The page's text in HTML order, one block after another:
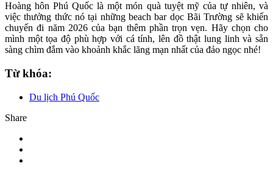
Hoàng hôn Phú Quốc là một món quà tuyệt mỹ của tự nhiên, và
việc thưởng thức nó tại những beach bar dọc Bãi Trường sẽ khiến
chuyến đi năm 2026 của bạn thêm phần trọn vẹn. Hãy chọn cho
mình một tọa độ phù hợp với cá tính, lên đồ thật lung linh và sẵn
sàng chìm đắm vào khoảnh khắc lãng mạn nhất của đảo ngọc nhé!
Từ khóa:
Du lịch Phú Quốc
Share